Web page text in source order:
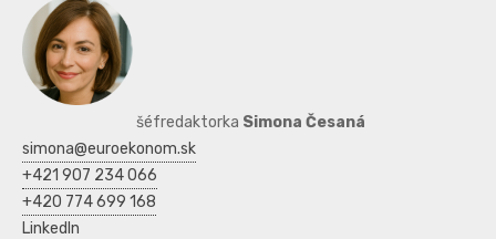
šéfredaktorka Simona Česaná
simona@euroekonom.sk
+421 907 234 066
+420 774 699 168
LinkedIn